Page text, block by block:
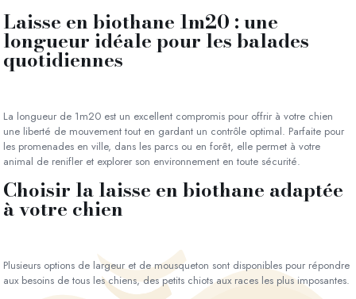
Laisse en biothane 1m20 : une
longueur idéale pour les balades
quotidiennes
La longueur de 1m20 est un excellent compromis pour offrir à votre chien
une liberté de mouvement tout en gardant un contrôle optimal. Parfaite pour
les promenades en ville, dans les parcs ou en forêt, elle permet à votre
animal de renifler et explorer son environnement en toute sécurité.
Choisir la laisse en biothane adaptée
à votre chien
Plusieurs options de largeur et de mousqueton sont disponibles pour répondre
aux besoins de tous les chiens, des petits chiots aux races les plus imposantes.